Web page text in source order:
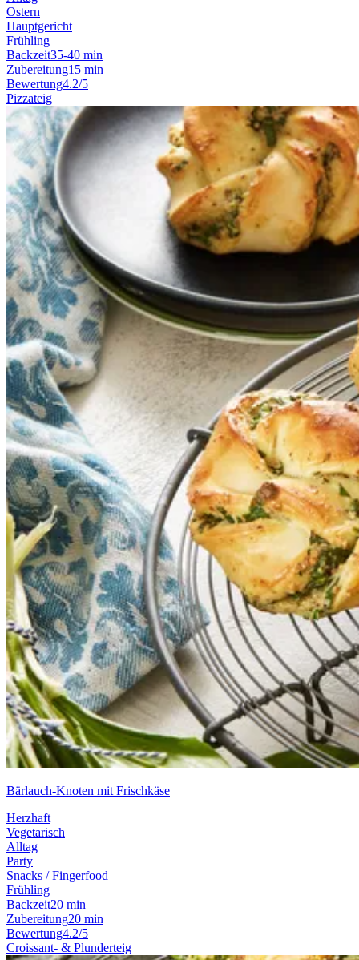
Ostern
Hauptgericht
Frühling
Backzeit35-40 min
Zubereitung15 min
Bewertung4.2/5
Pizzateig
Bärlauch-Knoten mit Frischkäse
Herzhaft
Vegetarisch
Alltag
Party
Snacks / Fingerfood
Frühling
Backzeit20 min
Zubereitung20 min
Bewertung4.2/5
Croissant- & Plunderteig